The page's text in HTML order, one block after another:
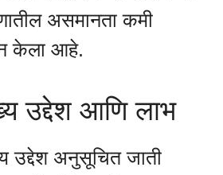
असमानता कमी
केला आहे.
उद्देश आणि लाभ
उद्देश अनुसूचित जाती